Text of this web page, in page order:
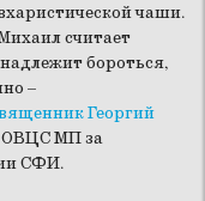
чаши.
считает
бороться,
–
Георгий
ОВЦС МП за
СФИ.